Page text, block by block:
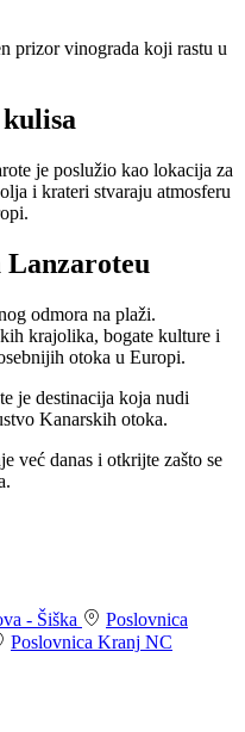
prizor vinograda koji rastu u
je poslužio kao lokacija za
i krateri stvaraju atmosferu
odmora na plaži.
krajolika, bogate kulture i
otoka u Europi.
je destinacija koja nudi
Kanarskih otoka.
već danas i otkrijte zašto se
- Šiška
Poslovnica
Poslovnica Kranj NC